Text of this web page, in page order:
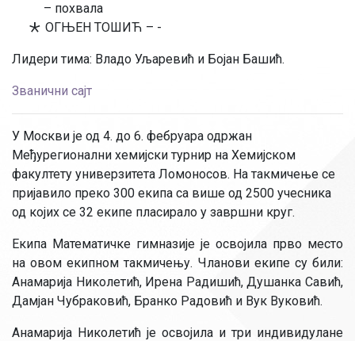
– похвала
ОГЊЕН ТОШИЋ – -
Лидери тима: Владо Уљаревић и Бојан Башић.
Званични сајт
У Москви је од 4. до 6. фебруара одржан
Mеђурегионални хемијски турнир на Хемијском
факултету универзитета Ломоносов. На такмичење се
пријавило преко 300 екипа са више од 2500 учесника
од којих се 32 екипе пласирало у завршни круг.
Екипа Математичке гимназије је освојила прво место
на овом екипном такмичењу. Чланови екипе су били:
Анамарија Николетић, Ирена Радишић, Душанка Савић,
Дамјан Чубраковић, Бранко Радовић и Вук Вуковић.
Анамарија Николетић је освојила и три индивидулане